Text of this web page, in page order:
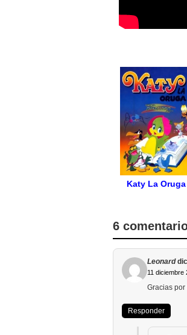
Katy La Oruga
6
Leonard
11 diciembre
Gracias
Responder